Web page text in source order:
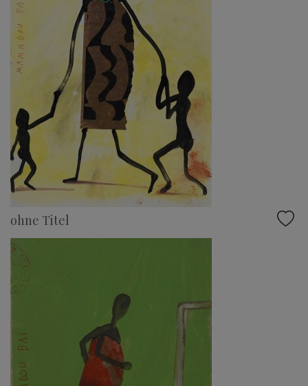
ohne Titel